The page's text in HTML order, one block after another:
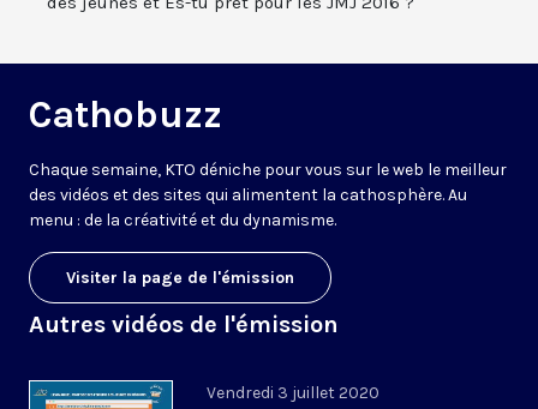
Cathobuzz
Chaque semaine, KTO déniche pour vous sur le web le meilleur
des vidéos et des sites qui alimentent la cathosphère. Au
menu : de la créativité et du dynamisme.
Visiter la page de l'émission
Autres vidéos de l'émission
Vendredi 3 juillet 2020